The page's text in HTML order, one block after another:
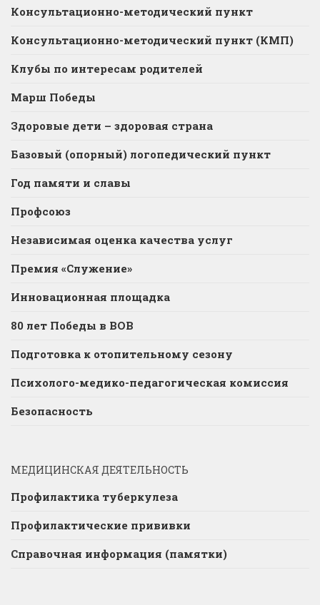
Консультационно-методический пункт
Консультационно-методический пункт (КМП)
Клубы по интересам родителей
Марш Победы
Здоровые дети – здоровая страна
Базовый (опорный) логопедический пункт
Год памяти и славы
Профсоюз
Независимая оценка качества услуг
Премия «Служение»
Инновационная площадка
80 лет Победы в ВОВ
Подготовка к отопительному сезону
Психолого-медико-педагогическая комиссия
Безопасность
МЕДИЦИНСКАЯ ДЕЯТЕЛЬНОСТЬ
Профилактика туберкулеза
Профилактические прививки
Справочная информация (памятки)